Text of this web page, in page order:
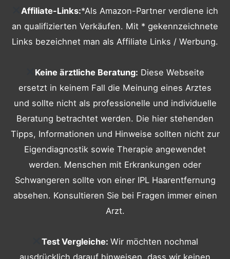
Affiliate-Links:*Als Amazon-Partner verdiene ich
an qualifizierten Verkäufen. Mit * gekennzeichnete
Links bezeichnet man als Affiliate Links / Werbung.
Keine ärztliche Beratung: Diese Webseite
ersetzt in keinem Fall die Meinung eines Arztes
und sollte nicht als professionelle und individuelle
Beratung betrachtet werden. Die hier stehenden
Tipps, Informationen und Hinweise sollten nicht zur
Eigendiagnostik sowie Therapie angewendet
werden. Menschen mit Erkrankungen oder
Schwangeren sollte von einer IPL Haarentfernung
absehen. Konsultieren Sie bei Fragen immer einen
Arzt.
Test Vergleiche: Wir möchten nochmal
ausdrücklich darauf hinweisen, dass wir keinen